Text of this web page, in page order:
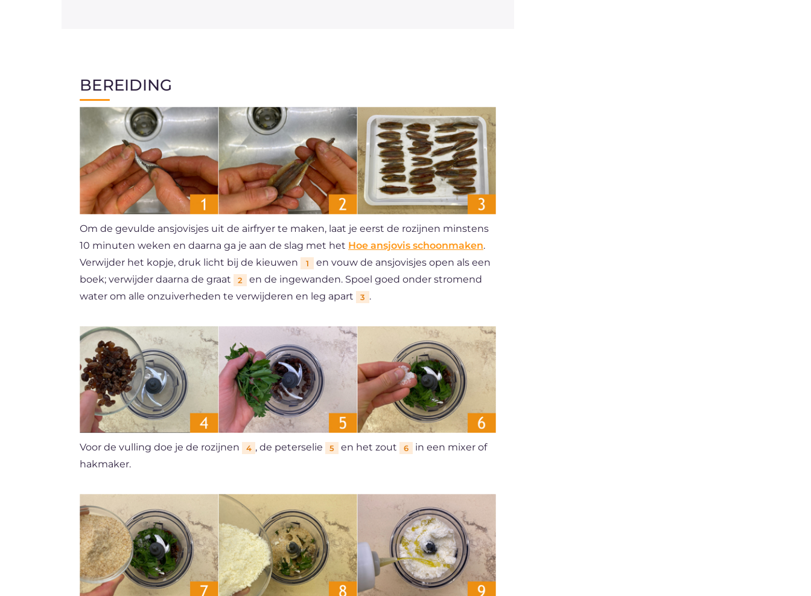
BEREIDING
Om de gevulde ansjovisjes uit de airfryer te maken, laat je eerst de rozijnen minstens
10 minuten weken en daarna ga je aan de slag met het Hoe ansjovis schoonmaken.
Verwijder het kopje, druk licht bij de kieuwen
1
en vouw de ansjovisjes open als een
boek; verwijder daarna de graat
2
en de ingewanden. Spoel goed onder stromend
water om alle onzuiverheden te verwijderen en leg apart
3 .
Voor de vulling doe je de rozijnen 4 , de peterselie 5 en het zout 6
in een mixer of
hakmaker.